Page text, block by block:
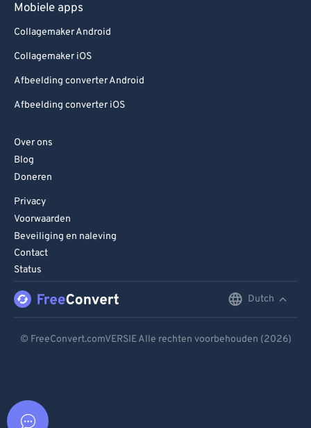
Mobiele apps
Collagemaker Android
Collagemaker iOS
Afbeelding converter Android
Afbeelding converter iOS
Over ons
Blog
Doneren
Privacy
Voorwaarden
Beveiliging en naleving
Contact
Status
Dutch
© FreeConvert.comVERSIE Alle rechten voorbehouden (2026)